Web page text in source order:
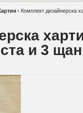
› Комплект дизайнерска
и 3